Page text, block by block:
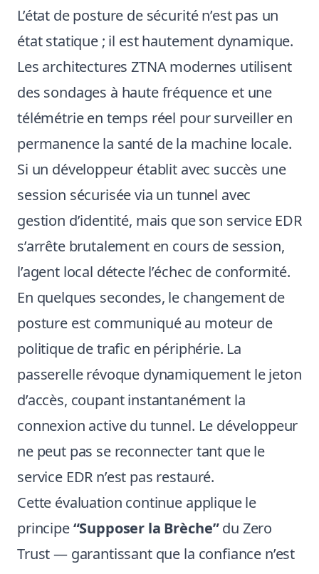
L’état de posture de sécurité n’est pas un
état statique ; il est hautement dynamique.
Les architectures ZTNA modernes utilisent
des sondages à haute fréquence et une
télémétrie en temps réel pour surveiller en
permanence la santé de la machine locale.
Si un développeur établit avec succès une
session sécurisée via un tunnel avec
gestion d’identité, mais que son service EDR
s’arrête brutalement en cours de session,
l’agent local détecte l’échec de conformité.
En quelques secondes, le changement de
posture est communiqué au moteur de
politique de trafic en périphérie. La
passerelle révoque dynamiquement le jeton
d’accès, coupant instantanément la
connexion active du tunnel. Le développeur
ne peut pas se reconnecter tant que le
service EDR n’est pas restauré.
Cette évaluation continue applique le
principe“Supposer la Brèche”du Zero
Trust — garantissant que la confiance n’est